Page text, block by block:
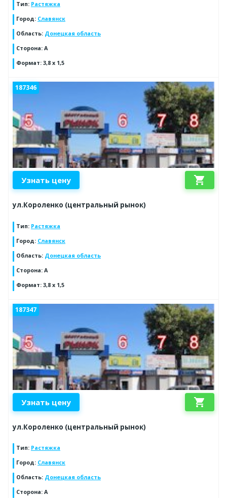
Тип: Растяжка
Город: Славянск
Область: Донецкая область
Сторона: А
Формат: 3,8 х 1,5
187346
Узнать цену shopping_cart
ул.Короленко (центральный рынок)
Тип: Растяжка
Город: Славянск
Область: Донецкая область
Сторона: А
Формат: 3,8 х 1,5
187347
Узнать цену shopping_cart
ул.Короленко (центральный рынок)
Тип: Растяжка
Город: Славянск
Область: Донецкая область
Сторона: А